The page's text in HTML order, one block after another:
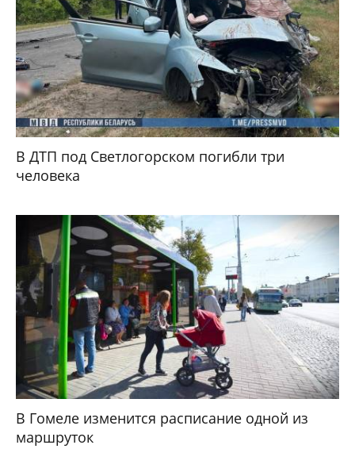
В ДТП под Светлогорском погибли три
человека
В Гомеле изменится расписание одной из
маршруток